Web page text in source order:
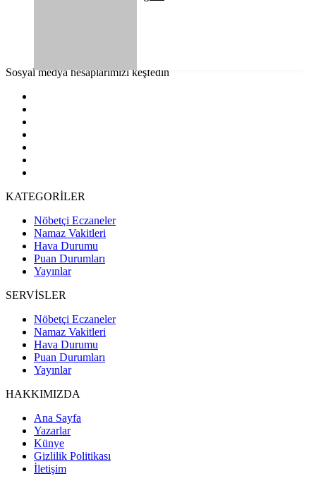
Sosyal medya hesaplarımızı keşfedin
KATEGORİLER
Nöbetçi Eczaneler
Namaz Vakitleri
Hava Durumu
Puan Durumları
Yayınlar
SERVİSLER
Nöbetçi Eczaneler
Namaz Vakitleri
Hava Durumu
Puan Durumları
Yayınlar
HAKKIMIZDA
Ana Sayfa
Yazarlar
Künye
Gizlilik Politikası
İletişim